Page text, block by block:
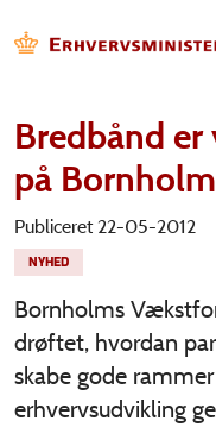
Bredbånd
på Bornholm
Publiceret 22-05-2012
NYHED
Bornholms
drøftet, hvordan
skabe gode
erhvervsudvikling